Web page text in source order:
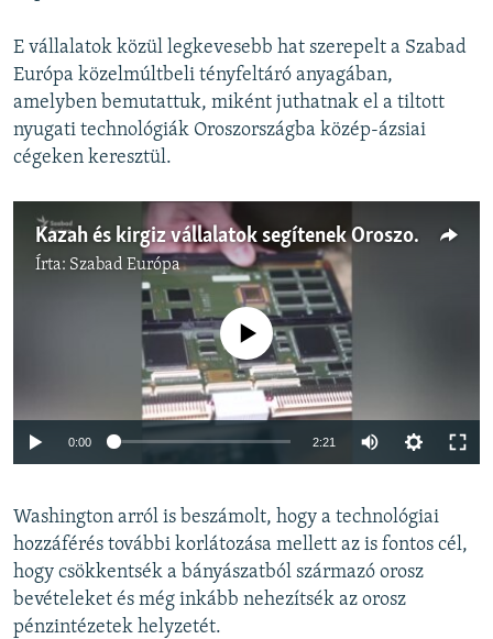
E vállalatok közül legkevesebb hat szerepelt a Szabad
Európa közelmúltbeli tényfeltáró anyagában,
amelyben bemutattuk, miként juthatnak el a tiltott
nyugati technológiák Oroszországba közép-ázsiai
cégeken keresztül.
Kazah és kirgiz vállalatok segítenek Oroszországnak kijátszani a szankciókat
Írta: Szabad Európa
Auto 240p 360p 480p
720p 1080p
Jelenleg nincs elérhető tartalom
0:00 2:21
360p
480p
Washington arról is beszámolt, hogy a technológiai
hozzáférés további korlátozása mellett az is fontos cél,
hogy csökkentsék a bányászatból származó orosz
bevételeket és még inkább nehezítsék az orosz
pénzintézetek helyzetét.